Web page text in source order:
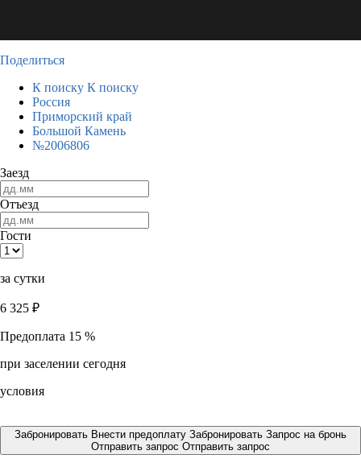
Поделиться
К поиску К поиску
Россия
Приморский край
Большой Камень
№2006806
Заезд
Отъезд
Гости
за сутки
6 325 ₽
Предоплата 15 %
при заселении сегодня
условия
Забронировать Внести предоплату Забронировать Запрос на бронь
Отправить запрос Отправить запрос